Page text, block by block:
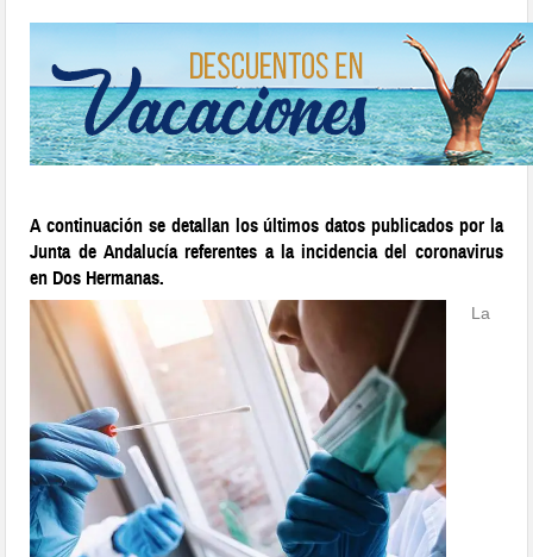
A continuación se detallan los últimos datos publicados por la
Junta de Andalucía referentes a la incidencia del coronavirus
en Dos Hermanas.
La